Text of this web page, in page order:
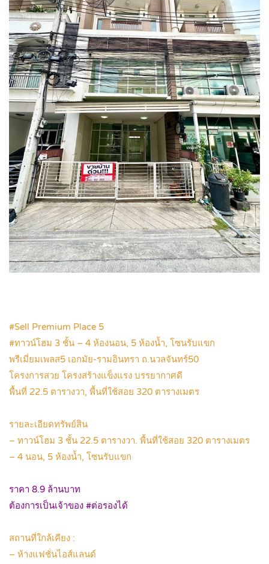
#Sell Premium Place 5
#ทาวน์โฮม 3 ชั้น – 4 ห้องนอน, 5 ห้องน้ำ, โซนรับแขก
พรีเมี่ยมเพลส5 เอกมัย-รามอินทรา ถ.นวลจันทร์50
โครงการสวย โครงสร้างแข็งแรง บรรยากาศดี
พื้นที่ 22.5 ตารางวา, พื้นที่ใช้สอย 320 ตารางเมตร
รายละเอียดทรัพย์สิน
– ทาวน์โฮม 3 ชั้น 22.5 ตารางวา. พื้นที่ใช้สอย 320 ตารางเมตร
– 4 นอน, 5 ห้องน้ำ, โซนรับแขก
ราคา 8.9 ล้านบาท
ต้องการเป็นเจ้าของ #ต่อรองได้
สถานที่ใกล้เคียง :
– ห้างแฟชั่นไอส์แลนด์